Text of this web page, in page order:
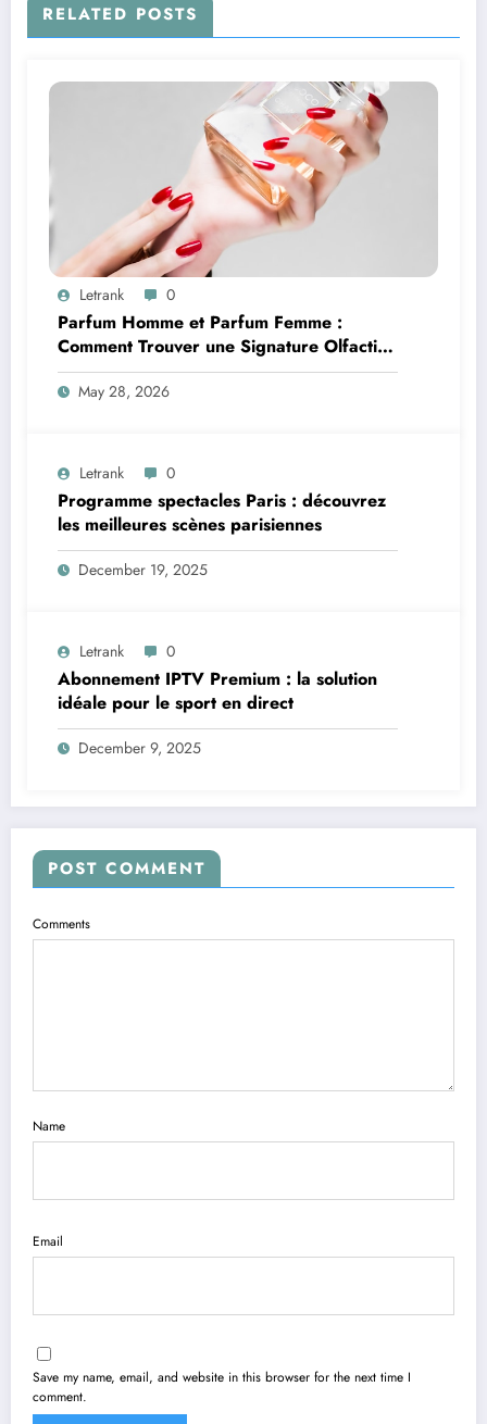
RELATED POSTS
Letrank 0
Parfum Homme et Parfum Femme :
Comment Trouver une Signature Olfactive
Unique
May 28, 2026
Letrank 0
Programme spectacles Paris : découvrez
les meilleures scènes parisiennes
December 19, 2025
Letrank 0
Abonnement IPTV Premium : la solution
idéale pour le sport en direct
December 9, 2025
POST COMMENT
Comments
Name
Email
Save my name, email, and website in this browser for the next time I
comment.